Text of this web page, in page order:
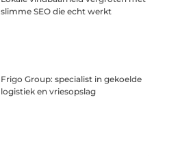
slimme SEO die echt werkt
Frigo Group: specialist in gekoelde
logistiek en vriesopslag